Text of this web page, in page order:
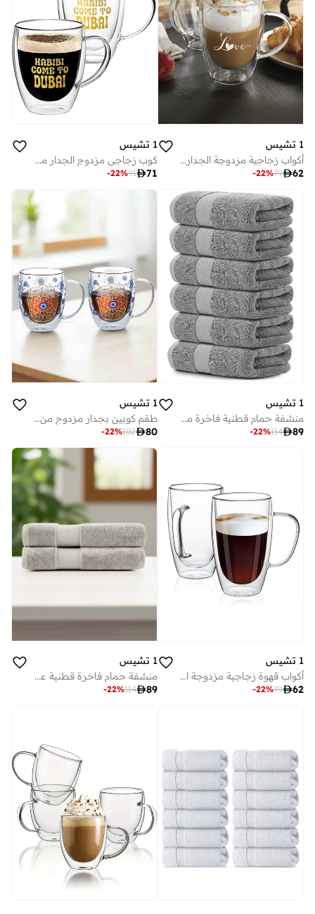
1 تشيس
أكواب زجاجية مزدوجة الجدار رومانسية من تشيس بمقبض، مل
62
79
-22%
1 تشيس
كوب زجاجي مزدوج الجدار مطبوع عليه حبيبي تعال دبي من البورسليكات، سعة مل، قطعتان
71
91
-22%
1 تشيس
منشفة حمام قطنية فاخرة من تشيس، عبوة من قطع، رمادي سم
89
114
-22%
1 تشيس
طقم كوبين بجدار مزدوج من البورسليكات بتصميم عين الشر سعة مل
80
102
-22%
1 تشيس
أكواب قهوة زجاجية مزدوجة الجدار مع مقبض، كبيرة
62
79
-22%
1 تشيس
منشفة حمام فاخرة قطنية عبوة من رمادي سم
89
114
-22%